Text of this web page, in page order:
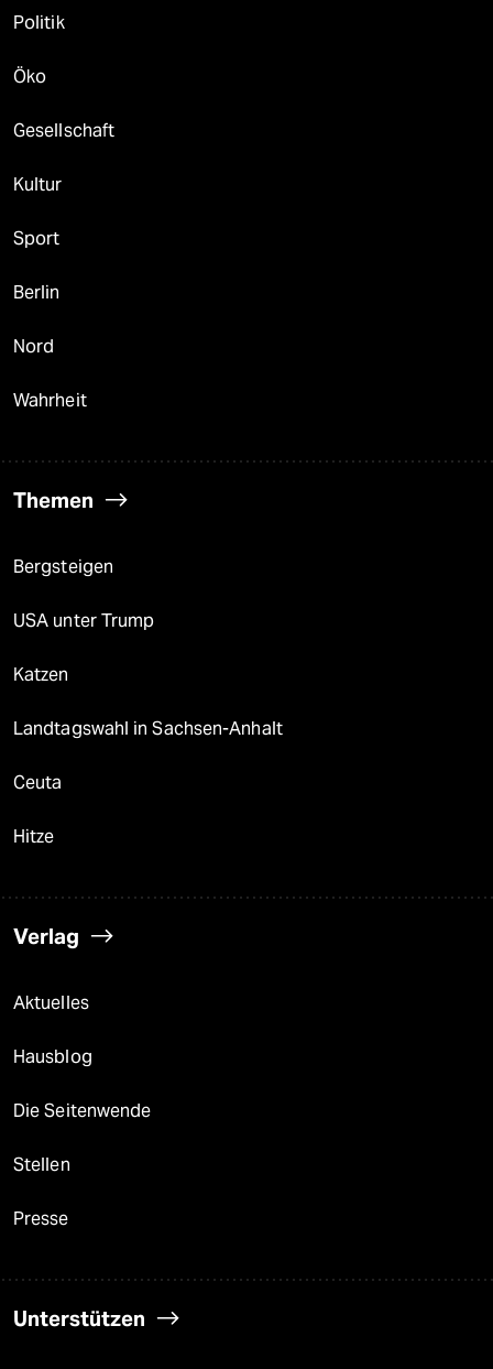
Politik
Öko
Gesellschaft
Kultur
Sport
Berlin
Nord
Wahrheit
Themen
Bergsteigen
USA unter Trump
Katzen
Landtagswahl in Sachsen-Anhalt
Ceuta
Hitze
Verlag
Aktuelles
Hausblog
Die Seitenwende
Stellen
Presse
Unterstützen